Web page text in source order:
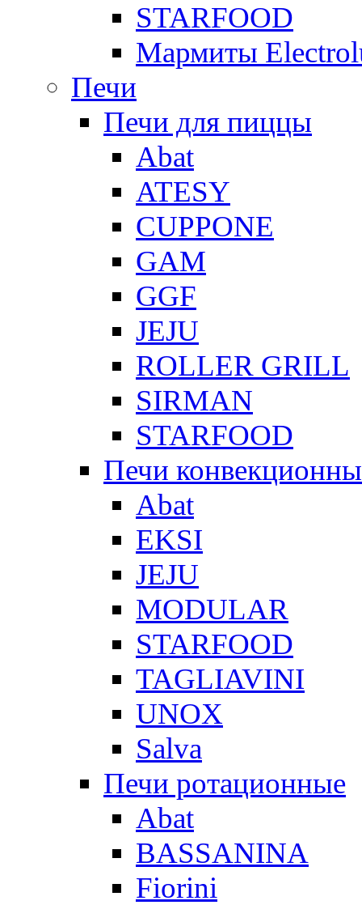
STARFOOD
Мармиты
Печи
Печи для пиццы
Abat
ATESY
CUPPONE
GAM
GGF
JEJU
ROLLER GRILL
SIRMAN
STARFOOD
Печи
Abat
EKSI
JEJU
MODULAR
STARFOOD
TAGLIAVINI
UNOX
Salva
Печи ротационные
Abat
BASSANINA
Fiorini